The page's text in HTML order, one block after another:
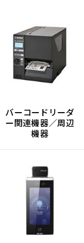
バーコードリーダ
ー関連機器／周辺
機器